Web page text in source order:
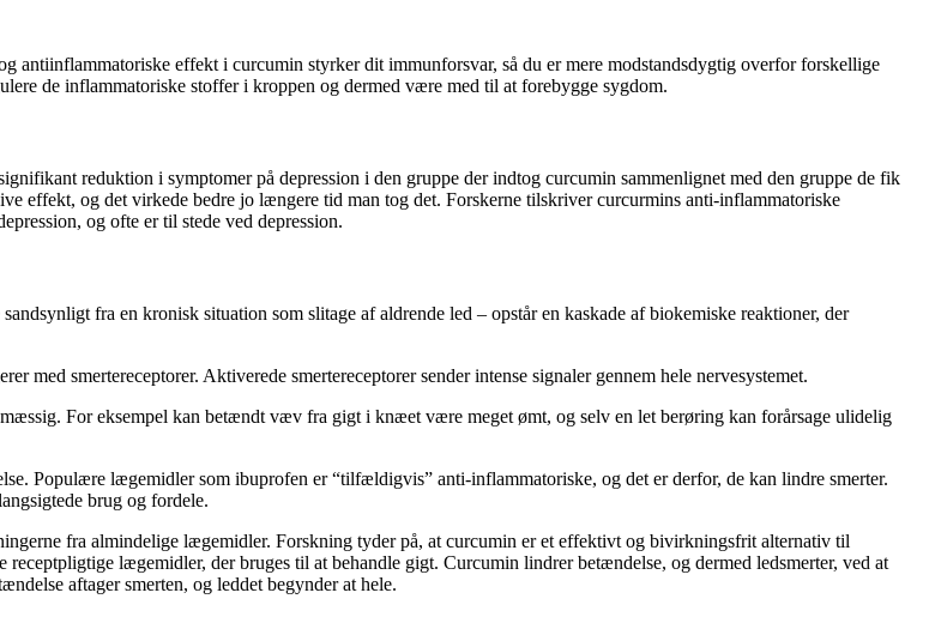
effekt i curcumin styrker dit immunforsvar, så du er mere modstandsdygtig overfor forskellige
de inflammatoriske stoffer i kroppen og dermed være med til at forebygge sygdom.
reduktion i symptomer på depression i den gruppe der indtog curcumin sammenlignet med den gruppe de fik
effekt, og det virkede bedre jo længere tid man tog det. Forskerne tilskriver curcurmins anti-inflammatoriske
og ofte er til stede ved depression.
fra en kronisk situation som slitage af aldrende led – opstår en kaskade af biokemiske reaktioner, der
med smertereceptorer. Aktiverede smertereceptorer sender intense signaler gennem hele nervesystemet.
For eksempel kan betændt væv fra gigt i knæet være meget ømt, og selv en let berøring kan forårsage ulidelig
Populære lægemidler som ibuprofen er “tilfældigvis” anti-inflammatoriske, og det er derfor, de kan lindre smerter.
brug og fordele.
fra almindelige lægemidler. Forskning tyder på, at curcumin er et effektivt og bivirkningsfrit alternativ til
lægemidler, der bruges til at behandle gigt. Curcumin lindrer betændelse, og dermed ledsmerter, ved at
aftager smerten, og leddet begynder at hele.